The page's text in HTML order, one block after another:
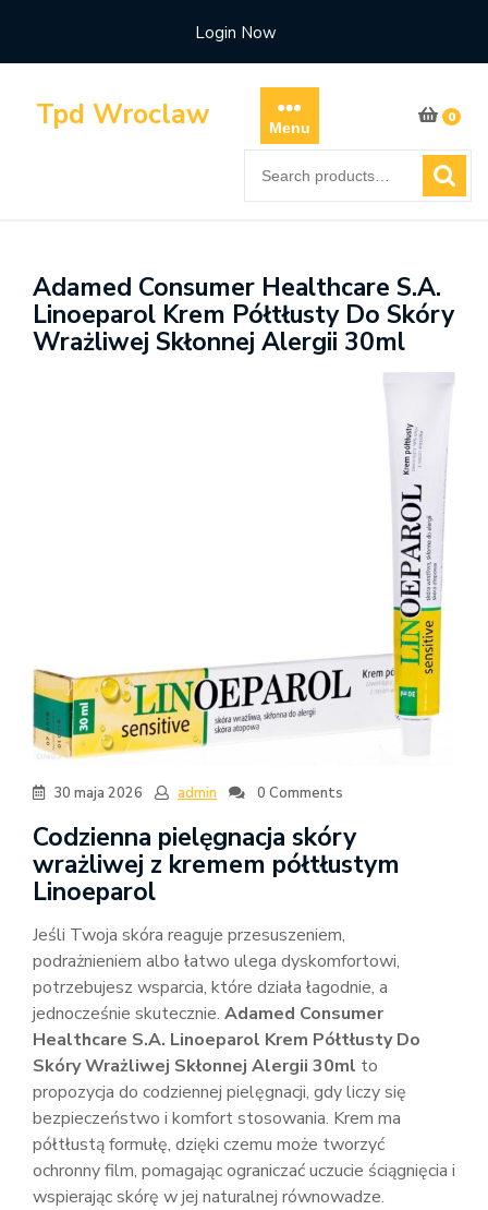
content
Login Now
Tpd Wroclaw Menu
0
for:
Adamed Consumer Healthcare S.A.
Linoeparol Krem Półtłusty Do Skóry
Wrażliwej Skłonnej Alergii 30ml
30 maja 2026 admin 0 Comments
Codzienna pielęgnacja skóry
wrażliwej z kremem półtłustym
Linoeparol
Jeśli Twoja skóra reaguje przesuszeniem,
podrażnieniem albo łatwo ulega dyskomfortowi,
potrzebujesz wsparcia, które działa łagodnie, a
jednocześnie skutecznie. Adamed Consumer
Healthcare S.A. Linoeparol Krem Półtłusty Do
Skóry Wrażliwej Skłonnej Alergii 30ml to
propozycja do codziennej pielęgnacji, gdy liczy się
bezpieczeństwo i komfort stosowania. Krem ma
półtłustą formułę, dzięki czemu może tworzyć
ochronny film, pomagając ograniczać uczucie ściągnięcia i
wspierając skórę w jej naturalnej równowadze.